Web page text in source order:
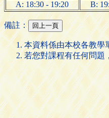
A: 18:30 - 19:20
B:
備註：
本資料係由本校各教學
若您對課程有任何問題